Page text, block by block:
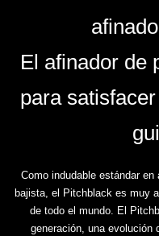
El afinador de
para
Como indudable estándar
bajista, el Pitchblack es muy
de todo el mundo. El
generación, una evolución